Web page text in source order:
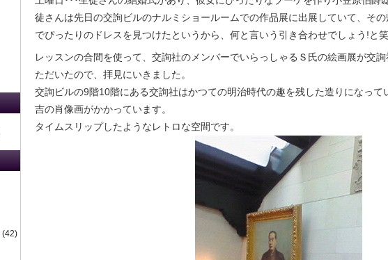
徒さんは先日の交詢ビルのナルミショールームでの作品展に出展していて、そ
でぴったりのドレスを見つけたというから、何と言いう引き合わせでしょう!と笑
レッスンの合間を使って、交詢社のメンバーでいらっしゃるＳ氏の絵画展が交
ただいたので、拝見にいきました。
交詢ビルの9階10階にある交詢社はかつての明治時代の趣を残した造りになって
吉の肖像画がかかっています。
タイムスリップしたようなレトロな空間です。
(42)